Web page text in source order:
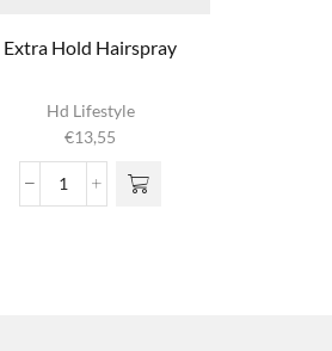
Extra Hold Hairspray
Hd Lifestyle
€13,55
Extra